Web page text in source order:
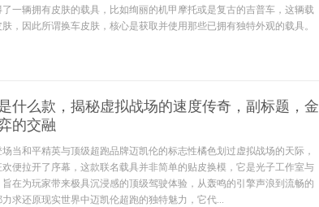
一辆拥有皮肤的载具，比如绚丽的机甲摩托或是复古的吉普车，这辆载
，因此所谓换车皮肤，核心是获取并使用那些已拥有独特外观的载具。
什么款，揭秘虚拟战场的速度传奇，副标题，金
的交融
当和平精英与顶级超跑品牌迈凯伦的标志性橘色划过虚拟战场的天际，
便拉开了序幕，这款联名载具并非简单的贴皮换模，它是光子工作室与
在为玩家带来极具沉浸感的顶级驾驶体验，从轰鸣的引擎声浪到流畅的
求还原现实世界中迈凯伦超跑的独特魅力，它代...